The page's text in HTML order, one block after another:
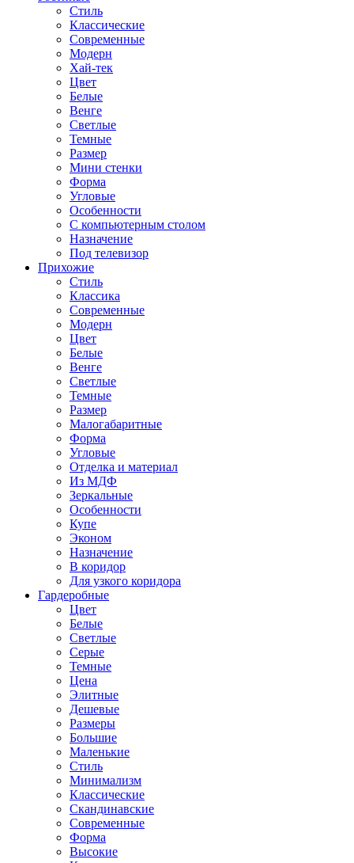
Стиль
Классические
Современные
Модерн
Хай-тек
Цвет
Белые
Венге
Светлые
Темные
Размер
Мини стенки
Форма
Угловые
Особенности
С компьютерным столом
Назначение
Под телевизор
Прихожие
Стиль
Классика
Современные
Модерн
Цвет
Белые
Венге
Светлые
Темные
Размер
Малогабаритные
Форма
Угловые
Отделка и материал
Из МДФ
Зеркальные
Особенности
Купе
Эконом
Назначение
В коридор
Для узкого коридора
Гардеробные
Цвет
Белые
Светлые
Серые
Темные
Цена
Элитные
Дешевые
Размеры
Большие
Маленькие
Стиль
Минимализм
Классические
Скандинавские
Современные
Форма
Высокие